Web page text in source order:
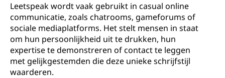
Leetspeak wordt vaak gebruikt in casual online
communicatie, zoals chatrooms, gameforums of
sociale mediaplatforms. Het stelt mensen in staat
om hun persoonlijkheid uit te drukken, hun
expertise te demonstreren of contact te leggen
met gelijkgestemden die deze unieke schrijfstijl
waarderen.